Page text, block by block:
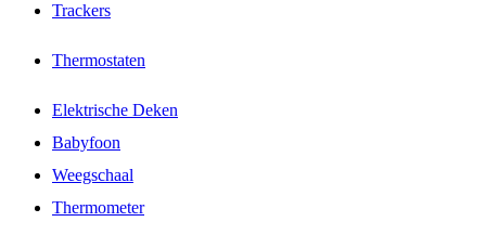
Trackers
Thermostaten
Elektrische Deken
Babyfoon
Weegschaal
Thermometer